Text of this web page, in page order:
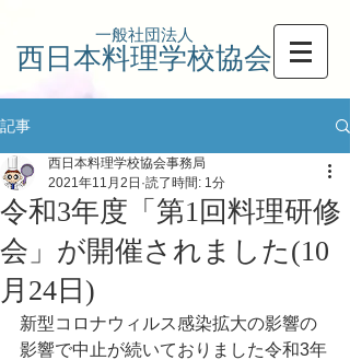
一般社団法人
西日本料理学校協会
記事
令和3年度「第1回料理研修
会」が開催されました(10
月24日)
西日本料理学校協会事務局
2021年11月2日 読了時間: 1分
新型コロナウィルス感染拡大の影響の
影響で中止が続いておりました令和3年